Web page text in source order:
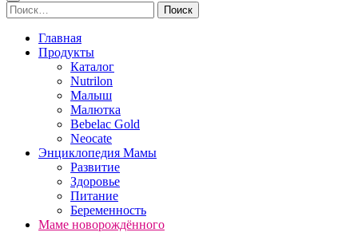
Найти:
Главная
Продукты
Каталог
Nutrilon
Малыш
Малютка
Bebelac Gold
Neocate
Энциклопедия Мамы
Развитие
Здоровье
Питание
Беременность
Маме новорождённого